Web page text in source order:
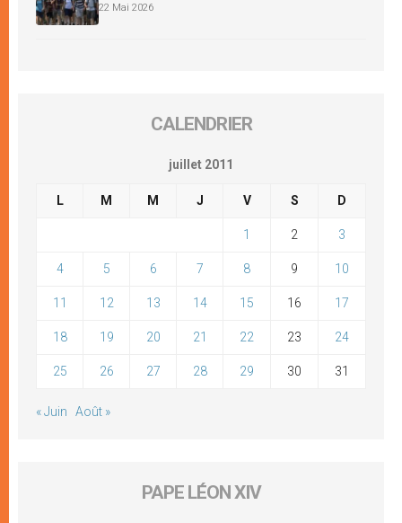
22 Mai 2026
CALENDRIER
juillet 2011
L M M J V S D
1 2 3
4 5 6 7 8 9 10
11 12 13 14 15 16 17
18 19 20 21 22 23 24
25 26 27 28 29 30 31
« Juin Août »
PAPE LÉON XIV